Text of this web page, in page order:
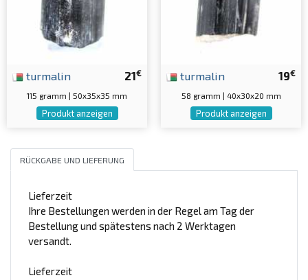
21€
turmalin
115 gramm | 50x35x35 mm
Produkt anzeigen
19€
turmalin
58 gramm | 40x30x20 mm
Produkt anzeigen
RÜCKGABE UND LIEFERUNG
Lieferzeit
Ihre Bestellungen werden in der Regel am Tag der
Bestellung und spätestens nach 2 Werktagen
versandt.
Lieferzeit